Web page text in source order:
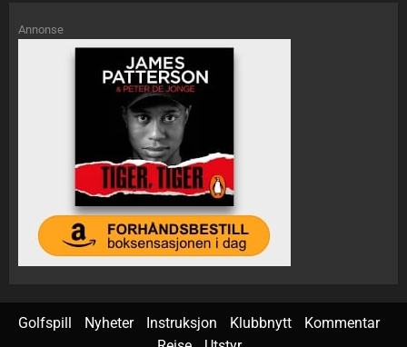
Annonse
Golfspill Nyheter Instruksjon Klubbnytt
Kommentar